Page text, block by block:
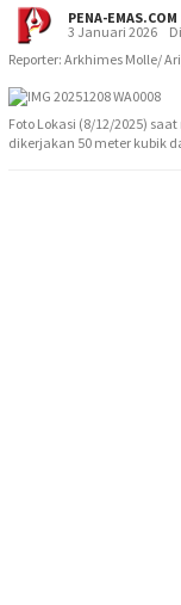
PENA-EMAS.COM
3 Januari 2026
Reporter: Arkhimes Molle/
Foto Lokasi (8/12/2025)
dikerjakan 50 meter kubik